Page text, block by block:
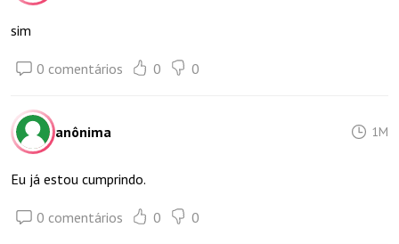
sim
0 comentários 0 0
anônima 1M
Eu já estou cumprindo.
0 comentários 0 0